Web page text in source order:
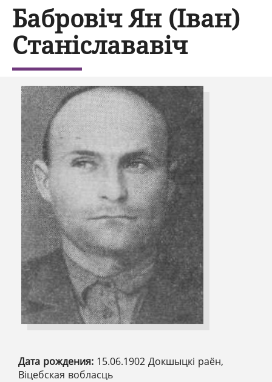
Бабровіч Ян (Іван)
Станіслававіч
Дата рождения: 15.06.1902 Докшыцкі раён,
Віцебская вобласць